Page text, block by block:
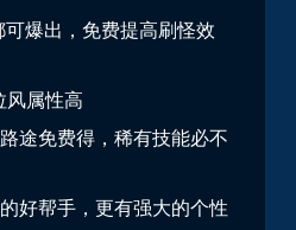
可爆出，免费提高刷怪效
风属性高
途免费得，稀有技能必不
好帮手，更有强大的个性